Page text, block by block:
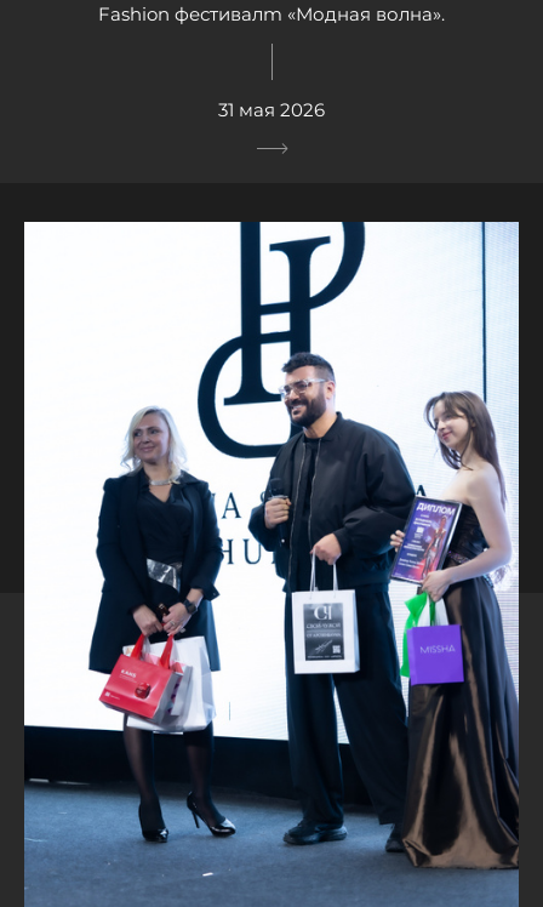
Fashion фестивалm «Модная волна».
31 мая 2026